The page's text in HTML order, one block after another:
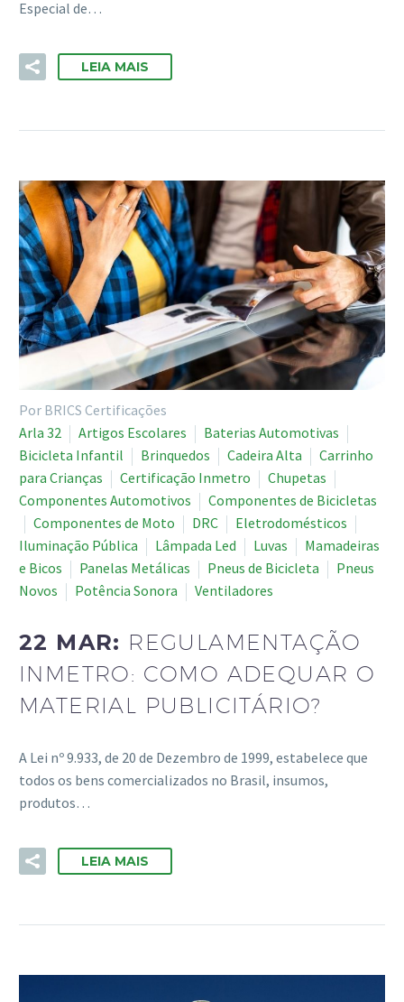
Especial de…
LEIA MAIS
Por BRICS Certificações
Arla 32
Artigos Escolares
Baterias Automotivas
Bicicleta Infantil
Brinquedos Cadeira Alta
Carrinho
para Crianças
Certificação Inmetro
Chupetas
Componentes Automotivos
Componentes de Bicicletas
Componentes de Moto
DRC
Eletrodomésticos
Iluminação Pública
Lâmpada Led Luvas
Mamadeiras
e Bicos
Panelas Metálicas Pneus de Bicicleta
Pneus
Novos
Potência Sonora Ventiladores
22 MAR: REGULAMENTAÇÃO
INMETRO: COMO ADEQUAR O
MATERIAL PUBLICITÁRIO?
A Lei nº 9.933, de 20 de Dezembro de 1999, estabelece que
todos os bens comercializados no Brasil, insumos,
produtos…
LEIA MAIS